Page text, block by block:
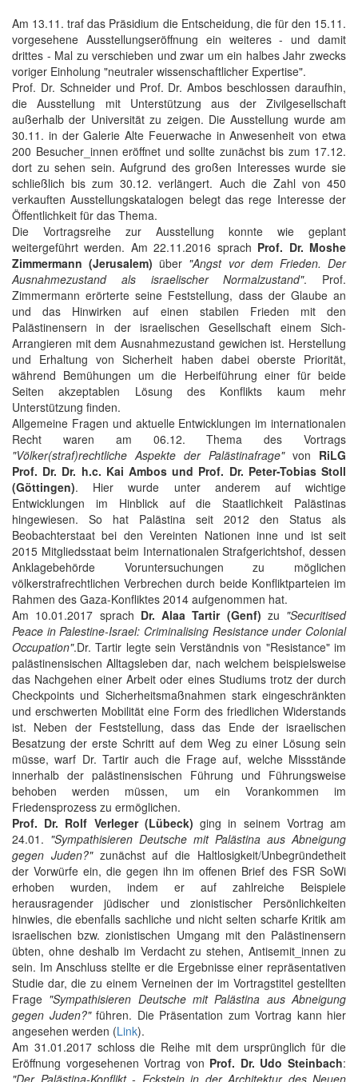
Am 13.11. traf das Präsidium die Entscheidung, die für den 15.11.
vorgesehene Ausstellungseröffnung ein weiteres - und damit
drittes - Mal zu verschieben und zwar um ein halbes Jahr zwecks
voriger Einholung "neutraler wissenschaftlicher Expertise".
Prof. Dr. Schneider und Prof. Dr. Ambos beschlossen daraufhin,
die Ausstellung mit Unterstützung aus der Zivilgesellschaft
außerhalb der Universität zu zeigen. Die Ausstellung wurde am
30.11. in der Galerie Alte Feuerwache in Anwesenheit von etwa
200 Besucher_innen eröffnet und sollte zunächst bis zum 17.12.
dort zu sehen sein. Aufgrund des großen Interesses wurde sie
schließlich bis zum 30.12. verlängert. Auch die Zahl von 450
verkauften Ausstellungskatalogen belegt das rege Interesse der
Öffentlichkeit für das Thema.
Die Vortragsreihe zur Ausstellung konnte wie geplant
weitergeführt werden. Am 22.11.2016 sprach Prof. Dr. Moshe
Zimmermann (Jerusalem) über "Angst vor dem Frieden. Der
Ausnahmezustand als israelischer Normalzustand". Prof.
Zimmermann erörterte seine Feststellung, dass der Glaube an
und das Hinwirken auf einen stabilen Frieden mit den
Palästinensern in der israelischen Gesellschaft einem Sich-
Arrangieren mit dem Ausnahmezustand gewichen ist. Herstellung
und Erhaltung von Sicherheit haben dabei oberste Priorität,
während Bemühungen um die Herbeiführung einer für beide
Seiten akzeptablen Lösung des Konflikts kaum mehr
Unterstützung finden.
Allgemeine Fragen und aktuelle Entwicklungen im internationalen
Recht waren am 06.12. Thema des Vortrags
"Völker(straf)rechtliche Aspekte der Palästinafrage"von RiLG
Prof. Dr. Dr. h.c. Kai Ambos und Prof. Dr. Peter-Tobias Stoll
(Göttingen). Hier wurde unter anderem auf wichtige
Entwicklungen im Hinblick auf die Staatlichkeit Palästinas
hingewiesen. So hat Palästina seit 2012 den Status als
Beobachterstaat bei den Vereinten Nationen inne und ist seit
2015 Mitgliedsstaat beim Internationalen Strafgerichtshof, dessen
Anklagebehörde Voruntersuchungen zu möglichen
völkerstrafrechtlichen Verbrechen durch beide Konfliktparteien im
Rahmen des Gaza-Konfliktes 2014 aufgenommen hat.
Am 10.01.2017 sprach Dr. Alaa Tartir (Genf) zu "Securitised
Peace in Palestine-Israel: Criminalising Resistance under Colonial
Occupation".Dr. Tartir legte sein Verständnis von "Resistance" im
palästinensischen Alltagsleben dar, nach welchem beispielsweise
das Nachgehen einer Arbeit oder eines Studiums trotz der durch
Checkpoints und Sicherheitsmaßnahmen stark eingeschränkten
und erschwerten Mobilität eine Form des friedlichen Widerstands
ist. Neben der Feststellung, dass das Ende der israelischen
Besatzung der erste Schritt auf dem Weg zu einer Lösung sein
müsse, warf Dr. Tartir auch die Frage auf, welche Missstände
innerhalb der palästinensischen Führung und Führungsweise
behoben werden müssen, um ein Vorankommen im
Friedensprozess zu ermöglichen.
Prof. Dr. Rolf Verleger (Lübeck) ging in seinem Vortrag am
24.01. "Sympathisieren Deutsche mit Palästina aus Abneigung
gegen Juden?"zunächst auf die Haltlosigkeit/Unbegründetheit
der Vorwürfe ein, die gegen ihn im offenen Brief des FSR SoWi
erhoben wurden, indem er auf zahlreiche Beispiele
herausragender jüdischer und zionistischer Persönlichkeiten
hinwies, die ebenfalls sachliche und nicht selten scharfe Kritik am
israelischen bzw. zionistischen Umgang mit den Palästinensern
übten, ohne deshalb im Verdacht zu stehen, Antisemit_innen zu
sein. Im Anschluss stellte er die Ergebnisse einer repräsentativen
Studie dar, die zu einem Verneinen der im Vortragstitel gestellten
Frage "Sympathisieren Deutsche mit Palästina aus Abneigung
gegen Juden?"führen. Die Präsentation zum Vortrag kann hier
angesehen werden (Link).
Am 31.01.2017 schloss die Reihe mit dem ursprünglich für die
Eröffnung vorgesehenen Vortrag von Prof. Dr. Udo Steinbach:
"Der Palästina-Konflikt - Eckstein in der Architektur des Neuen